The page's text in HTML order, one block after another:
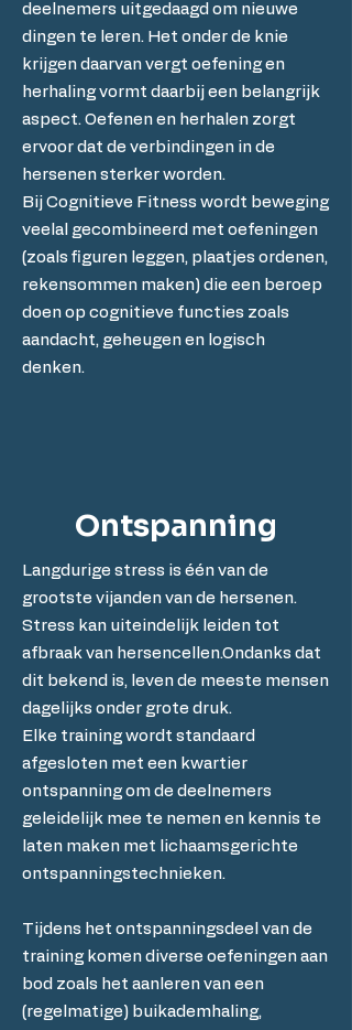
deelnemers uitgedaagd om nieuwe
dingen te leren. Het onder de knie
krijgen daarvan vergt oefening en
herhaling vormt daarbij een belangrijk
aspect. Oefenen en herhalen zorgt
ervoor dat de verbindingen in de
hersenen sterker worden.
Bij Cognitieve Fitness wordt beweging
veelal gecombineerd met oefeningen
(zoals figuren leggen, plaatjes ordenen,
rekensommen maken) die een beroep
doen op cognitieve functies zoals
aandacht, geheugen en logisch
denken.
Ontspanning
Langdurige stress is één van de
grootste vijanden van de hersenen.
Stress kan uiteindelijk leiden tot
afbraak van hersencellen.Ondanks dat
dit bekend is, leven de meeste mensen
dagelijks onder grote druk.
Elke training wordt standaard
afgesloten met een kwartier
ontspanning om de deelnemers
geleidelijk mee te nemen en kennis te
laten maken met lichaamsgerichte
ontspanningstechnieken.
Tijdens het ontspanningsdeel van de
training komen diverse oefeningen aan
bod zoals het aanleren van een
(regelmatige) buikademhaling,